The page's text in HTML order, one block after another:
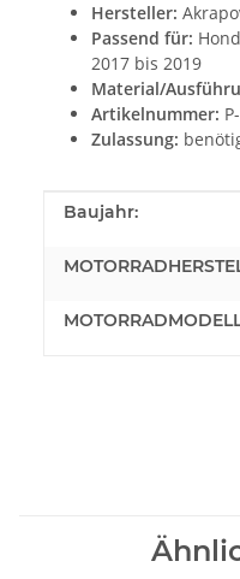
Hersteller:
Passend für:
2017 bis 2019
Material/
Artikelnummer:
Zulassung:
Produkteigenschaft
Wert
Baujahr: